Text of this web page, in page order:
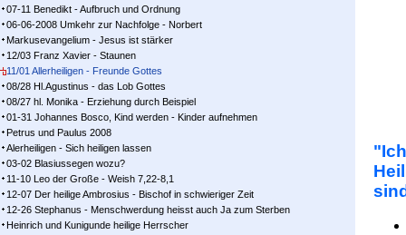
07-11 Benedikt - Aufbruch und Ordnung
06-06-2008 Umkehr zur Nachfolge - Norbert
Markusevangelium - Jesus ist stärker
12/03 Franz Xavier - Staunen
11/01 Allerheiligen - Freunde Gottes
08/28 Hl.Agustinus - das Lob Gottes
08/27 hl. Monika - Erziehung durch Beispiel
01-31 Johannes Bosco, Kind werden - Kinder aufnehmen
Petrus und Paulus 2008
Alerheiligen - Sich heiligen lassen
03-02 Blasiussegen wozu?
11-10 Leo der Große - Weish 7,22-8,1
12-07 Der heilige Ambrosius - Bischof in schwieriger Zeit
12-26 Stephanus - Menschwerdung heisst auch Ja zum Sterben
Heinrich und Kunigunde heilige Herrscher